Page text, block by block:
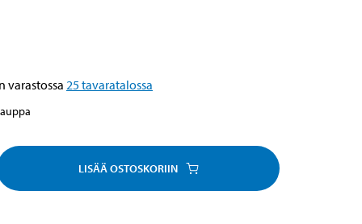
varastossa 25tavaratalossa
LISÄÄ OSTOSKORIIN